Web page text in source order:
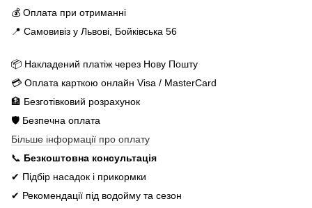
💰 Оплата при отриманні
📍 Самовивіз у Львові, Бойківська 56
📦 Накладений платіж через Нову Пошту
💳 Оплата карткою онлайн Visa / MasterCard
🏦 Безготівковий розрахунок
🛡️ Безпечна оплата
Більше інформації про оплату
📞 Безкоштовна консультація
✔ Підбір насадок і прикормки
✔ Рекомендації під водойму та сезон